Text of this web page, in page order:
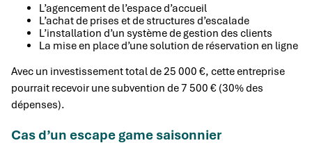
L’agencement de l’espace d’accueil
L’achat de prises et de structures d’escalade
L’installation d’un système de gestion des clients
La mise en place d’une solution de réservation en ligne
Avec un investissement total de 25 000 €, cette entreprise
pourrait recevoir une subvention de 7 500 € (30% des
dépenses).
Cas d’un escape game saisonnier